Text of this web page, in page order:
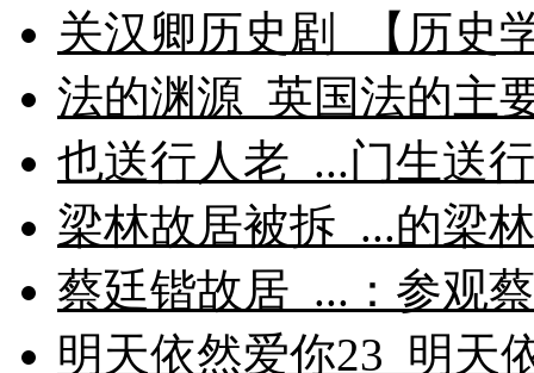
关汉卿历史剧_【历史
法的渊源_英国法的主
也送行人老_...门生送
梁林故居被拆_...的梁
蔡廷锴故居_...：参观
明天依然爱你23_明天